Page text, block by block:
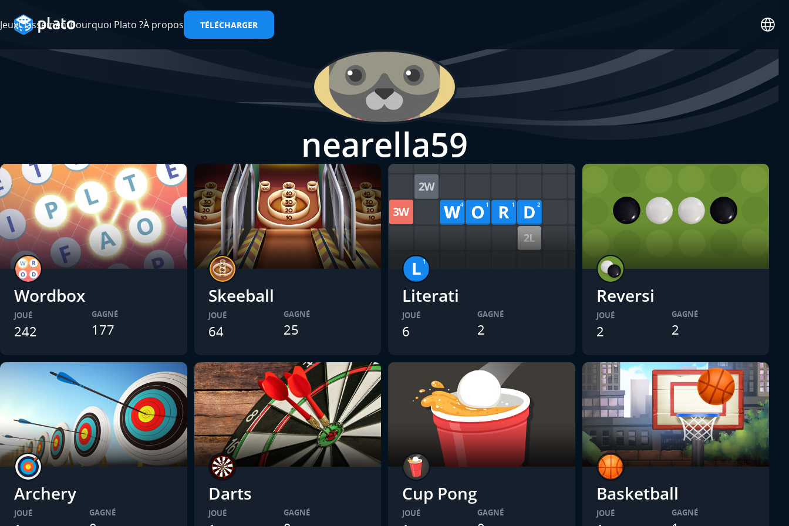
JeuxClassementPourquoi Plato ?À propos TÉLÉCHARGER
nearella59
Wordbox
JOUÉ
242
GAGNÉ
177
Skeeball
JOUÉ
64
GAGNÉ
25
Literati
JOUÉ
6
GAGNÉ
2
Reversi
JOUÉ
2
GAGNÉ
2
Archery
JOUÉ GAGNÉ
Darts
JOUÉ GAGNÉ
Cup Pong
JOUÉ GAGNÉ
Basketball
JOUÉ GAGNÉ